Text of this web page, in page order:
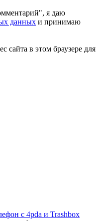
я даю
данных и принимаю
сайта в этом браузере для
с 4pda и Trashbox